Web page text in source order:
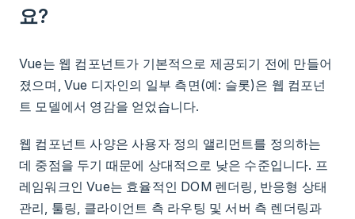
요?
Vue는 웹 컴포넌트가 기본적으로 제공되기 전에 만들어
졌으며, Vue 디자인의 일부 측면(예: 슬롯)은 웹 컴포넌
트 모델에서 영감을 얻었습니다.
웹 컴포넌트 사양은 사용자 정의 앨리먼트를 정의하는
데 중점을 두기 때문에 상대적으로 낮은 수준입니다. 프
레임워크인 Vue는 효율적인 DOM 렌더링, 반응형 상태
관리, 툴링, 클라이언트 측 라우팅 및 서버 측 렌더링과